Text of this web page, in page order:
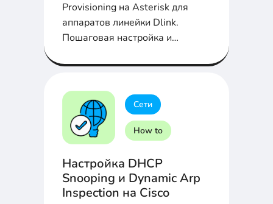
Provisioning на Asterisk для
аппаратов линейки Dlink.
Пошаговая настройка и
Сети
How to
Настройка DHCP
Snooping и Dynamic Arp
Inspection на Cisco